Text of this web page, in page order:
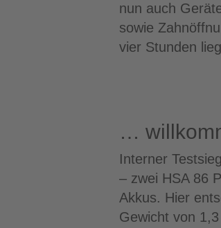
nun auch
sowie
vier Stunden
…
Interner
– zwei HSA 86
Akkus. Hier
Gewicht von